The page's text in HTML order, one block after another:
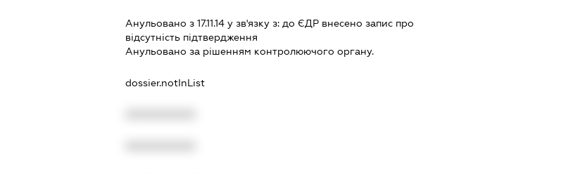
Анульовано з 17.11.14 у зв'язку з: до ЄДР внесено запис про
вiдсутнiсть пiдтвердження
Анульовано за рiшенням контролюючого органу.
dossier.notInList